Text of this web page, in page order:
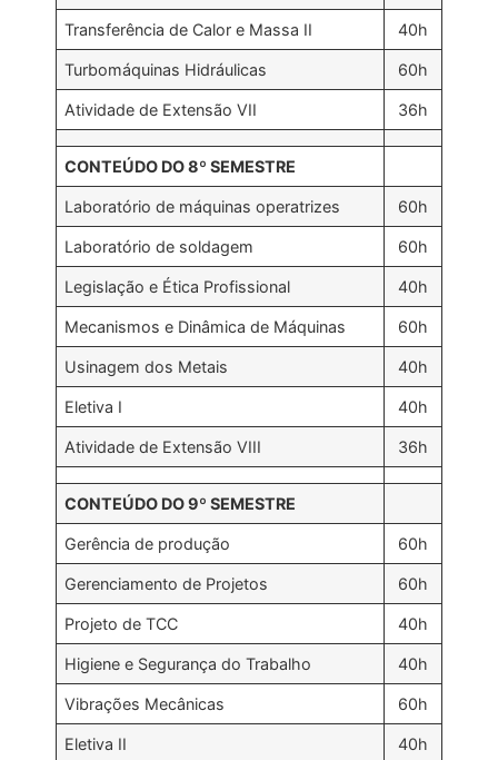
Transferência de Calor e Massa II 40h
Turbomáquinas Hidráulicas 60h
Atividade de Extensão VII 36h
CONTEÚDO DO 8º SEMESTRE
Laboratório de máquinas operatrizes 60h
Laboratório de soldagem 60h
Legislação e Ética Profissional 40h
Mecanismos e Dinâmica de Máquinas 60h
Usinagem dos Metais 40h
Eletiva I 40h
Atividade de Extensão VIII 36h
CONTEÚDO DO 9º SEMESTRE
Gerência de produção 60h
Gerenciamento de Projetos 60h
Projeto de TCC 40h
Higiene e Segurança do Trabalho 40h
Vibrações Mecânicas 60h
Eletiva II 40h